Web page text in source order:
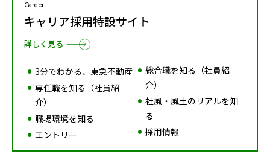
Career
キャリア採用特設サイト
詳しく見る
3分でわかる、東急不動産
専任職を知る（社員紹
介）
職場環境を知る
エントリー
総合職を知る（社員紹
介）
社風・風土のリアルを知
る
採用情報